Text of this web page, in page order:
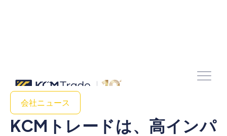
会社ニュース
KCMトレードは、高インパ